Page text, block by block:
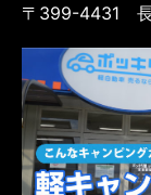
〒399-4431 長